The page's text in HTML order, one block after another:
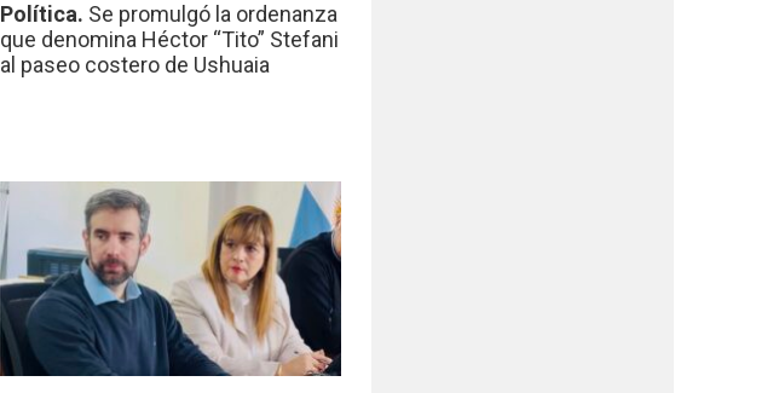
Política. Se promulgó la ordenanza
que denomina Héctor “Tito” Stefani
al paseo costero de Ushuaia